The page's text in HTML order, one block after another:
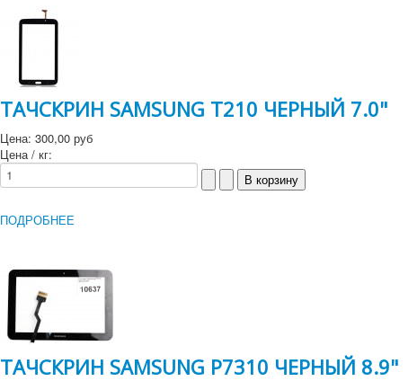
ТАЧСКРИН SAMSUNG T210 ЧЕРНЫЙ 7.0"
Цена: 300,00 руб
Цена / кг:
ПОДРОБНЕЕ
ТАЧСКРИН SAMSUNG P7310 ЧЕРНЫЙ 8.9"